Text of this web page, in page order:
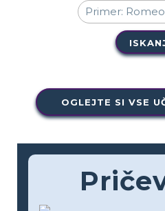
OGLEJTE SI VSE